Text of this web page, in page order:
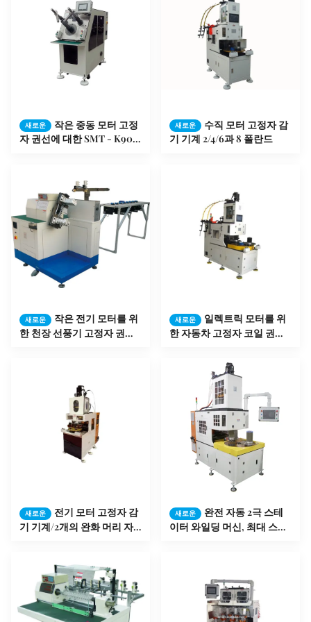
새로운
작은 중동 모터 고정
자 권선에 대한 SMT - K90
새로운
수직 모터 고정자 감
기 기계 2/4/6과 8 폴란드
새로운
작은 전기 모터를 위
한 천장 선풍기 고정자 권선
새로운
일렉트릭 모터를 위
한 자동차 고정자 코일 권취
새로운
전기 모터 고정자 감
기 기계/2개의 완화 머리 자
새로운
완전 자동 2극 스테
이터 와일딩 머신, 최대 스택